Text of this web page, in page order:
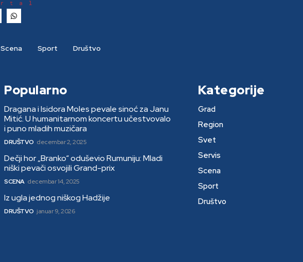
Scena Sport Društvo
Popularno
Dragana i Isidora Moles pevale sinoć za Janu
Mitić. U humanitarnom koncertu učestvovalo
i puno mladih muzičara
DRUŠTVO decembar 2, 2025
Dečji hor „Branko“ oduševio Rumuniju: Mladi
niški pevači osvojili Grand-prix
SCENA decembar 14, 2025
Iz ugla jednog niškog Hadžije
DRUŠTVO januar 9, 2026
Kategorije
Grad
Region
Svet
Servis
Scena
Sport
Društvo